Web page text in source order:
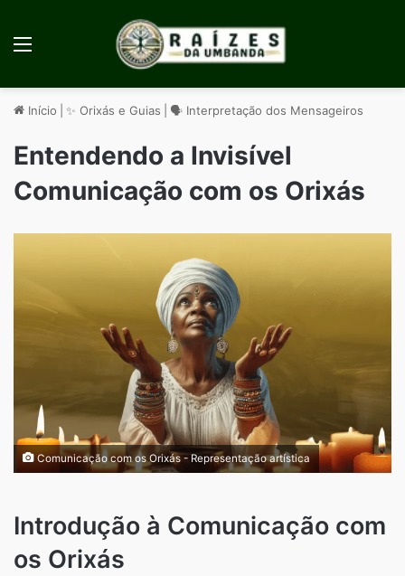
Menu
Início ✨ Orixás e Guias 🗣️ Interpretação dos Mensageiros
Entendendo a Invisível
Comunicação com os Orixás
Comunicação com os Orixás - Representação artística
Introdução à Comunicação com
os Orixás